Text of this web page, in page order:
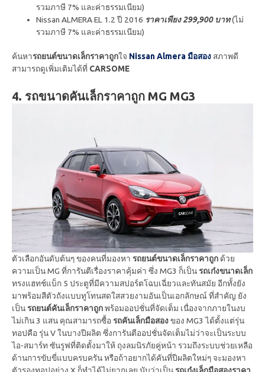
รวมภาษี 7% และค่าธรรมเนียม)
Nissan ALMERA EL 1.2 ปี 2016 ราคาเพียง 299,900 บาท(ไม่
รวมภาษี 7% และค่าธรรมเนียม)
ค้นหารถยนต์ขนาดเล็กราคาถูกใจ Nissan Almera มือสอง สภาพดี
สามารถดูเพิ่มเติมได้ที่ CARSOME
4. รถขนาดคันเล็กราคาถูก MG MG3
ตัวเลือกอันดับต้นๆ ของคนที่มองหา รถยนต์ขนาดเล็กราคาถูก ด้วย
ความเป็น MG ที่การันตีเรื่องราคาคุ้มค่า ซึ่ง MG3 ก็เป็นรถเก๋งขนาดเล็ก
ทรงแฮทช์แบ็ก 5 ประตูที่มีความสปอร์ตโฉบเฉี่ยวและทันสมัย อีกทั้งยัง
มาพร้อมสีตัวถังแบบทูโทนสดใสสวยงามอันเป็นเอกลักษณ์ ที่สำคัญ ยัง
เป็นรถยนต์คันเล็กราคาถูกพร้อมออปชั่นที่จัดเต็ม เนื่องจากภายในงบ
ไม่เกิน 3 แสน คุณสามารถซื้อ รถคันเล็กมือสองของ MG3 ได้ตั้งแต่รุ่น
ทอปคือ รุ่น V ในบางปีผลิต ซึ่งการันตีออปชั่นจัดเต็มไม่ว่าจะเป็นระบบ
ไอ-สมาร์ท ซันรูฟที่ติดตั้งมาให้ ถุงลมนิรภัยคู่หน้า รวมถึงระบบช่วยเหลือ
ด้านการขับขี่แบบครบครัน หรือถ้าอยากได้คันที่ปีผลิตใหม่ๆ จะมองหา